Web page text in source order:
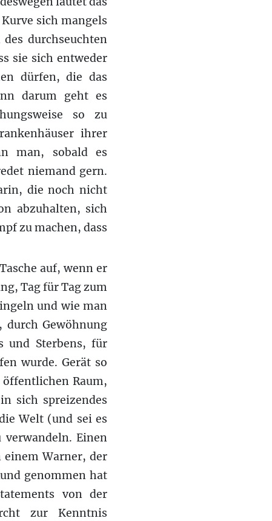
sich mangels
durchseuchten
sie sich entweder
dürfen, die das
darum geht es
so zu
ihrer
man, sobald es
niemand gern.
die noch nicht
abzuhalten, sich
zu machen, dass
auf, wenn er
Tag für Tag zum
und wie man
Gewöhnung
und Sterbens, für
wurde. Gerät so
Raum,
sich spreizendes
Welt (und sei es
Einen
Warner, der
genommen hat
von der
zur Kenntnis